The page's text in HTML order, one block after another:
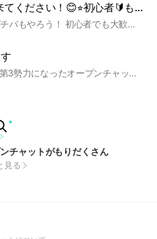
ブロスタやってる人来てください！😊⭐︎初心者🔰も大歓迎🤝
ブロスタ一緒にやろ‼️⭐︎ガチバもやろう！ 初心者でも大歓迎‼️（主も初心者） みんな入ってきてくれたら嬉しいな☺️ 「ルール」🤝 下ネタ、荒らし、喧嘩など禁止です。 あと即抜けも禁止！！！ もしそのようなことがあったらキックします👊 あと宣伝は管理人に許可をとってからお願いします🙇 ブロスタ初心者の人もいるので「ブロスタ下手」とか「ブロスタやめろ」とか言うのもダメです。🆖 ルールを守って楽しく話したりブロスタしましょう！
たけのこを尊敬している第3勢力になったオープンチャットだよ！！！！きのこ派でも大歓迎ですが「きのこの方が美味い」とか言うのはやめてくれたらありがたいです。🥺🥺🥺🥺🥺
チャットがもりだくさん
見る